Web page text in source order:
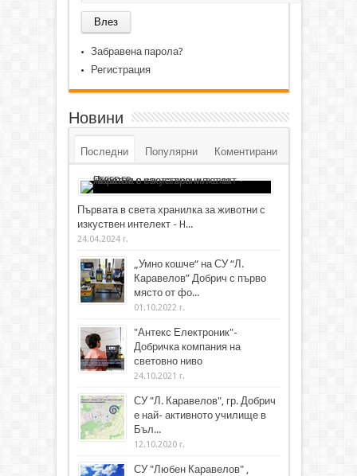
Забравена парола?
Регистрация
Новини
Последни Популярни Коментирани
Първата в света хранилка за животни с
изкуствен интелект - H...
24.04.2024 г.
„Умно кошче“ на СУ “Л.
Каравелов” Добрич с първо
място от фо...
01.10.2022 г.
"Антекс Електроник"-
Добричка компания на
световно ниво
24.10.2021 г.
СУ "Л. Каравелов", гр. Добрич
е най- активното училище в
Бъл...
12.10.2020 г.
СУ "Любен Каравелов" ,